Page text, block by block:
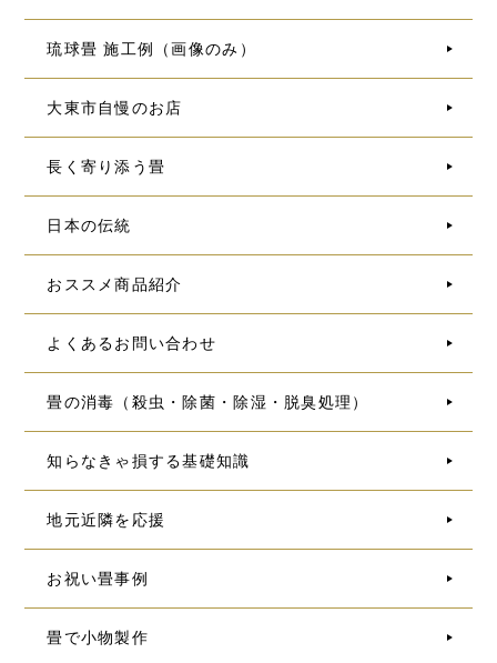
琉球畳 施工例（画像のみ）
大東市自慢のお店
長く寄り添う畳
日本の伝統
おススメ商品紹介
よくあるお問い合わせ
畳の消毒（殺虫・除菌・除湿・脱臭処理）
知らなきゃ損する基礎知識
地元近隣を応援
お祝い畳事例
畳で小物製作